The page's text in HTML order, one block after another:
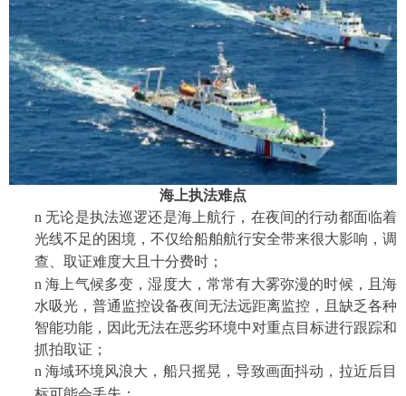
海上执法难点
n无论是执法巡逻还是海上航行 ，在夜间的行动都面临着
光线不足的困境 ，不仅给船舶航行安全带来很大影响，调
查、取证难度大且十分费时 ；
n海上气候多变，湿度大，常常有大雾弥漫的时候， 且海
水吸光，普通监控设备夜间无法远距离监控，且缺乏各种
智能功能，因此无法在恶劣环境中对重点目标进行跟踪和
抓拍取证；
n海域环境风浪大 ，船只摇晃，导致画面抖动，拉近后目